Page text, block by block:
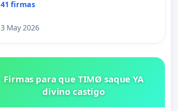
41 firmas
3 May 2026
Firmas para que TIMØ saque YA
divino castigo